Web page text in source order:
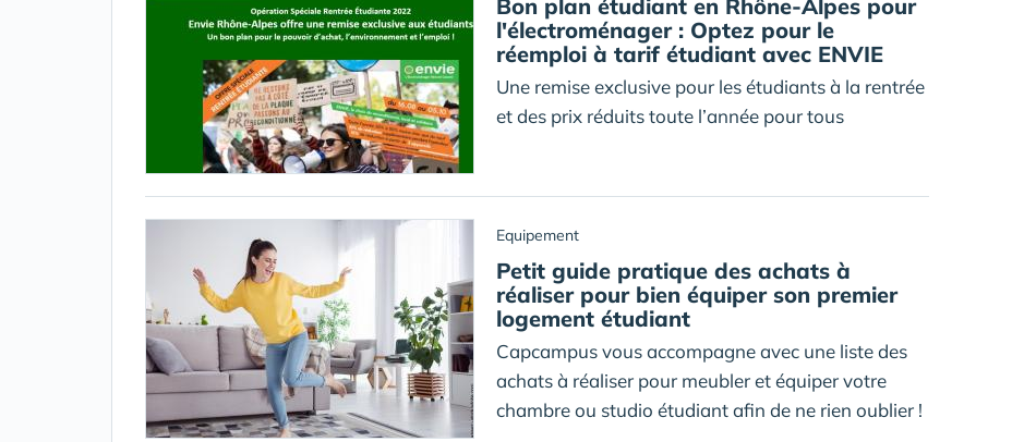
Bon plan étudiant en Rhône-Alpes pour
l'électroménager : Optez pour le
réemploi à tarif étudiant avec ENVIE
Une remise exclusive pour les étudiants à la rentrée
et des prix réduits toute l’année pour tous
Equipement
Petit guide pratique des achats à
réaliser pour bien équiper son premier
logement étudiant
Capcampus vous accompagne avec une liste des
achats à réaliser pour meubler et équiper votre
chambre ou studio étudiant afin de ne rien oublier !